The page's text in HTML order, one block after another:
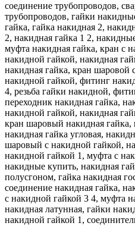
соединение трубопроводов,
трубопроводов, гайки
гайка, гайка накидная 2,
2, накидная гайка 1 2,
муфта накидная гайка, кран с
накидной гайкой, накидная
накидная гайка, кран шаровой
накидной гайкой, фитинг
4, резьба гайки накидной,
переходник накидная гайка,
накидной гайкой, накидная
кран шаровый накидная гайка,
накидная гайка угловая,
шаровый с накидной гайкой,
накидной гайкой 1, муфта с
накидные купить, накидная
полусгоном, гайка накидная
соединение накидная гайка,
с накидной гайкой 3 4, муфта
накидная латунная, гайки
накидной гайкой 1,